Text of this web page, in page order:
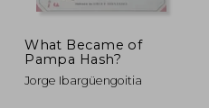
What Became of
Pampa Hash?
Jorge Ibargüengoitia